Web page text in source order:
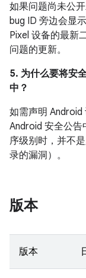
如果问题尚未公
bug ID 旁边会显示
Pixel 设备的最新
问题的更新。
5. 为什么要将安
中？
如需声明
Android 安全公
序级别时，并不
录的漏洞）。
版本
版本